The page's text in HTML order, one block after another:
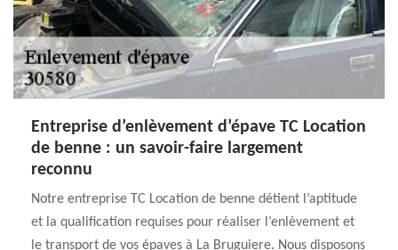
Entreprise d’enlèvement d’épave TC Location
de benne : un savoir-faire largement
reconnu
Notre entreprise TC Location de benne détient l’aptitude
et la qualification requises pour réaliser l’enlèvement et
le transport de vos épaves à La Bruguiere. Nous disposons